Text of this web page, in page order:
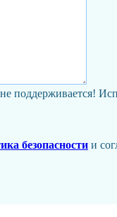
поддерживается!
безопасности и